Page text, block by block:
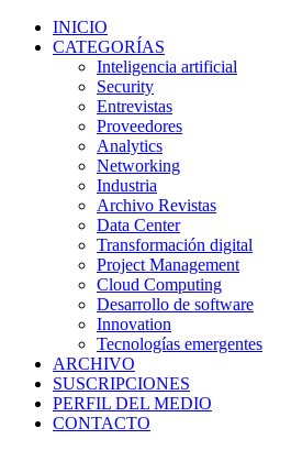
INICIO
CATEGORÍAS
Inteligencia artificial
Security
Entrevistas
Proveedores
Analytics
Networking
Industria
Archivo Revistas
Data Center
Transformación digital
Project Management
Cloud Computing
Desarrollo de software
Innovation
Tecnologías emergentes
ARCHIVO
SUSCRIPCIONES
PERFIL DEL MEDIO
CONTACTO